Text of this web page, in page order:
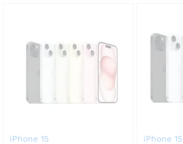
iPhone 15 iPhone